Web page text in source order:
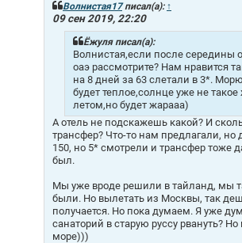
Волнистая17писал(а): ↑
09 сен 2019, 22:20
Ёжуля писал(а):
Волнистая,если после середины
оаэ рассмотрите? Нам нравится
на 8 дней за 63 слетали в 3*.
будет теплое,солнце уже не такое
летом,но будет жарааа)
А отель не подскажешь какой? И
трансфер? Что-то нам предлагали, но
150, но 5* смотрели и трансфер тоже
был.
Мы уже вроде решили в тайланд, мы
были. Но вылетать из Москвы, так
получается. Но пока думаем. Я уже
санаторий в старую руссу рвануть?
море)))